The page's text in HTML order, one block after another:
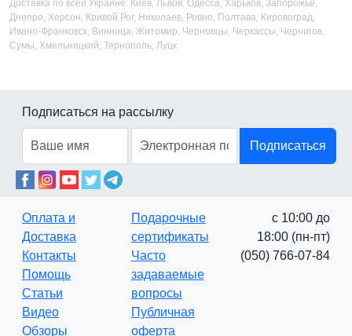
Доставка по всей Украине: Киев, Львов, Одесса, Харьков, Запорожье,
Днепро, Херсон, Кривой Рог, Николаев, Ровно, Полтава, Кировоград,
Ивано-Франковск, Винница, Житомир, Черновцы, Черкассы, Чернигов,
Сумы, Хмельницкий, Тернополь, Луцк
Подписаться на рассылку
Подписаться
Оплата и
Доставка
Контакты
Помощь
Статьи
Видео
Обзоры
Подарочные
сертификаты
Часто
задаваемые
вопросы
Публичная
оферта
с 10:00 до
18:00 (пн-пт)
(050) 766-07-84